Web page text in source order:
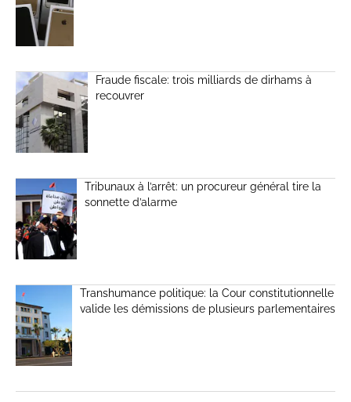
Fraude fiscale: trois milliards de dirhams à
recouvrer
Tribunaux à l’arrêt: un procureur général tire la
sonnette d’alarme
Transhumance politique: la Cour constitutionnelle
valide les démissions de plusieurs parlementaires